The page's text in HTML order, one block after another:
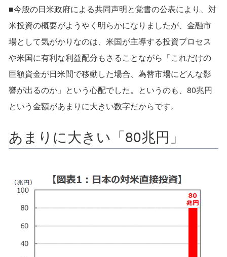
■今般の日米政府による共同声明と覚書の公表により、対
米投資の概要がようやく明らかになりましたが、金融市
場として気がかりなのは、米国が主導する投資プロセス
や米国に有利な利益配分もさることながら「これだけの
巨額資金が日米間で移動した場合、為替市場にどんな影
響が出るのか」という心配でした。というのも、80兆円
という金額があまりに大きい数字だからです。
あまりに大きい「80兆円」